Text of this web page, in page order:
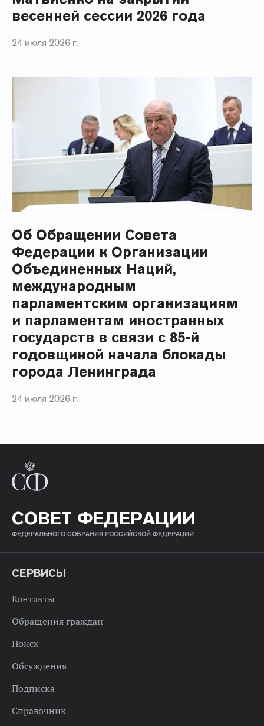
весенней сессии 2026 года
24 июля 2026 г.
Об Обращении Совета
Федерации к Организации
Объединенных Наций,
международным
парламентским организациям
и парламентам иностранных
государств в связи с 85-й
годовщиной начала блокады
города Ленинграда
24 июля 2026 г.
СОВЕТ ФЕДЕРАЦИИ
ФЕДЕРАЛЬНОГО СОБРАНИЯ РОССИЙСКОЙ ФЕДЕРАЦИИ
СЕРВИСЫ
Контакты
Обращения граждан
Поиск
Обсуждения
Подписка
Справочник